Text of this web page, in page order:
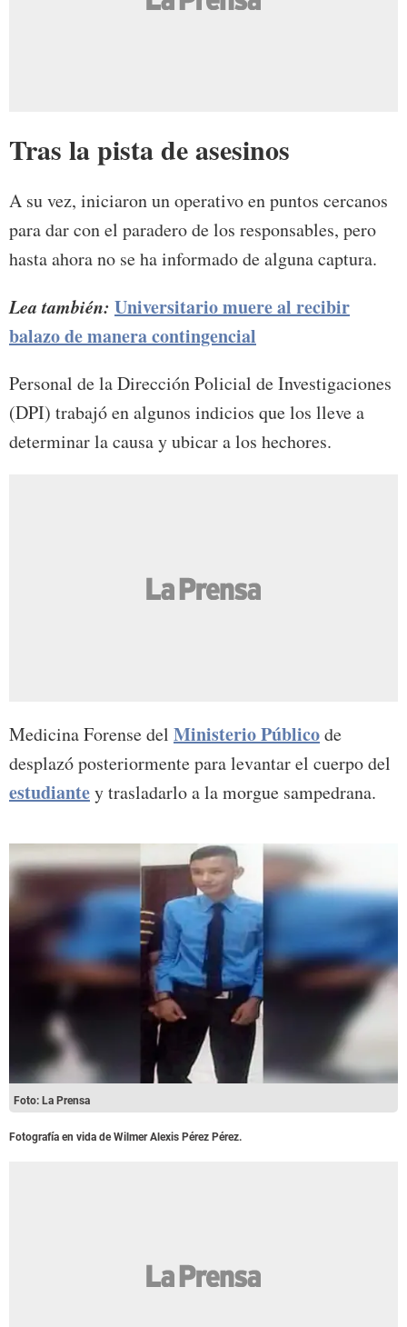
Tras la pista de asesinos
A su vez, iniciaron un operativo en puntos cercanos
para dar con el paradero de los responsables, pero
hasta ahora no se ha informado de alguna captura.
Lea también: Universitario muere al recibir
balazo de manera contingencial
Personal de la Dirección Policial de Investigaciones
(DPI) trabajó en algunos indicios que los lleve a
determinar la causa y ubicar a los hechores.
Medicina Forense del Ministerio Públicode
desplazó posteriormente para levantar el cuerpo del
estudiantey trasladarlo a la morgue sampedrana.
Foto: La Prensa
Fotografía en vida deWilmer Alexis Pérez Pérez.